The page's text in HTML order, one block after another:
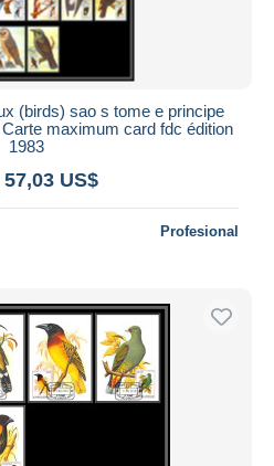
(birds) sao s tome e principe
maximum card fdc édition
1983
57,03 US$
Profesional